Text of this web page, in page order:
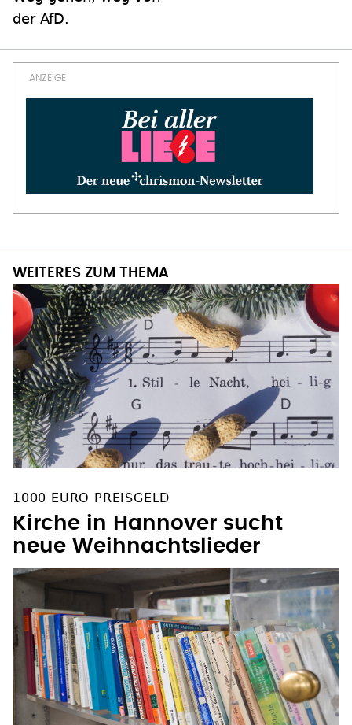
der AfD.
WEITERES ZUM THEMA
1000 EURO PREISGELD
Kirche in Hannover sucht
neue Weihnachtslieder